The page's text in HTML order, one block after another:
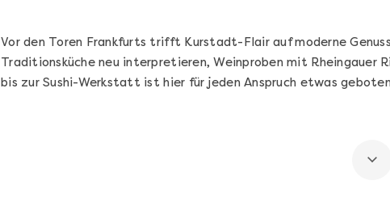
Vor den Toren Frankfurts trifft Kurstadt-Flair auf moderne
Traditionsküche neu interpretieren, Weinproben mit Rheingauer
bis zur Sushi-Werkstatt ist hier für jeden Anspruch etwas